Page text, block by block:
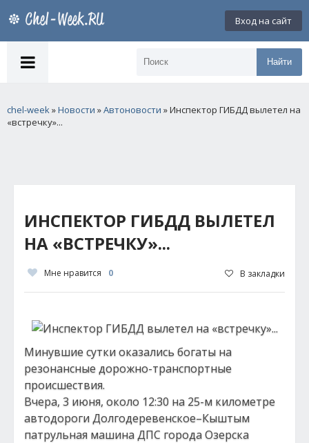
Вход на сайт
Найти
chel-week»Новости »Автоновости » Инспектор ГИБДД вылетел на
«встречку»...
ИНСПЕКТОР ГИБДД ВЫЛЕТЕЛ
НА «ВСТРЕЧКУ»...
Мне нравится 0 В закладки
Минувшие сутки оказались богаты на
резонансные дорожно-транспортные
происшествия.
Вчера, 3 июня, около 12:30 на 25-м километре
автодороги Долгодеревенское–Кыштым
патрульная машина ДПС города Озерска